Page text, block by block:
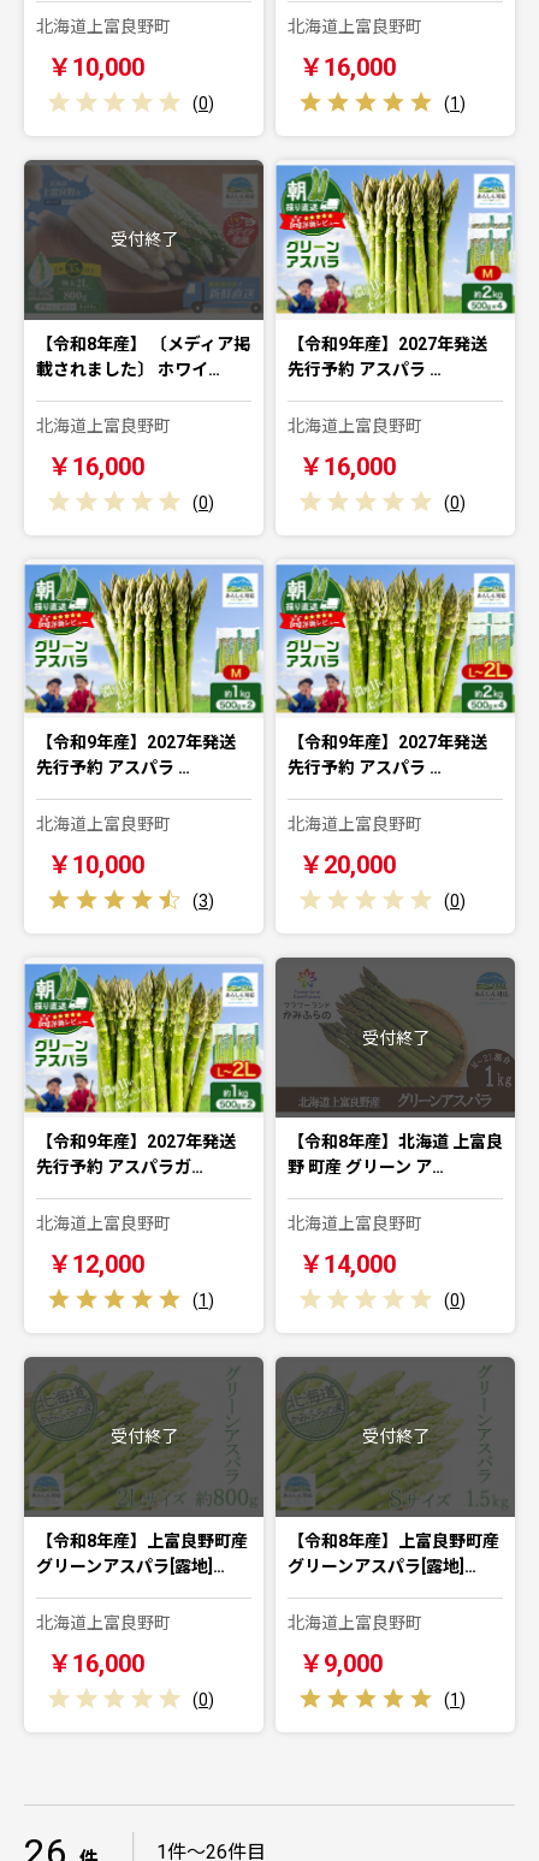
北海道上富良野町
￥10,000
(0)
北海道上富良野町
￥16,000
(1)
受付終了
【令和8年産】 〔メディア掲
載されました〕 ホワイ…
北海道上富良野町
￥16,000
(0)
【令和9年産】2027年発送
先行予約 アスパラ …
北海道上富良野町
￥16,000
(0)
【令和9年産】2027年発送
先行予約 アスパラ …
北海道上富良野町
￥10,000
(3)
【令和9年産】2027年発送
先行予約 アスパラ …
北海道上富良野町
￥20,000
(0)
【令和9年産】2027年発送
先行予約 アスパラガ…
北海道上富良野町
￥12,000
(1)
受付終了
【令和8年産】北海道 上富良
野 町産 グリーン ア…
北海道上富良野町
￥14,000
(0)
受付終了
【令和8年産】上富良野町産
グリーンアスパラ[露地]…
北海道上富良野町
￥16,000
(0)
受付終了
【令和8年産】上富良野町産
グリーンアスパラ[露地]…
北海道上富良野町
￥9,000
(1)
1件～26件目